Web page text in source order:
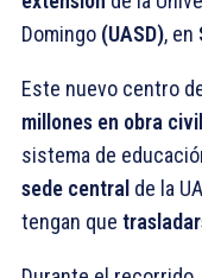
Domingo (UASD), en
Este nuevo centro
millones en obra civil
sistema de
sede central de la
tengan que